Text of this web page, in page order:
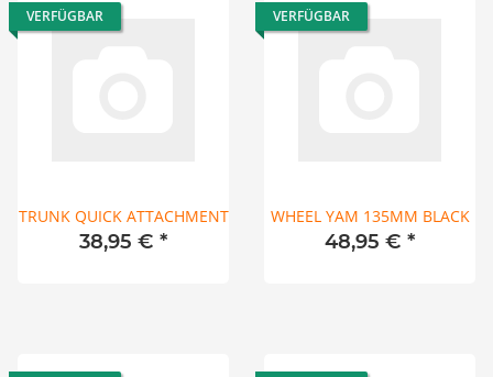
VERFÜGBAR
TRUNK QUICK ATTACHMENT
38,95 € *
VERFÜGBAR
WHEEL YAM 135MM BLACK
48,95 € *